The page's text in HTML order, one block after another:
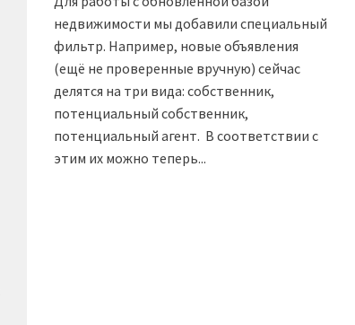
недвижимости мы добавили специальный
фильтр. Например, новые объявления
(ещё не проверенные вручную) сейчас
делятся на три вида: собственник,
потенциальный собственник,
потенциальный агент. В соответствии с
этим их можно теперь...